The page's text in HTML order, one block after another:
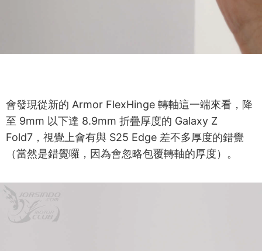
會發現從新的 Armor FlexHinge 轉軸這一端來看，降
至 9mm 以下達 8.9mm 折疊厚度的 Galaxy Z
Fold7，視覺上會有與 S25 Edge 差不多厚度的錯覺
（當然是錯覺囉，因為會忽略包覆轉軸的厚度）。